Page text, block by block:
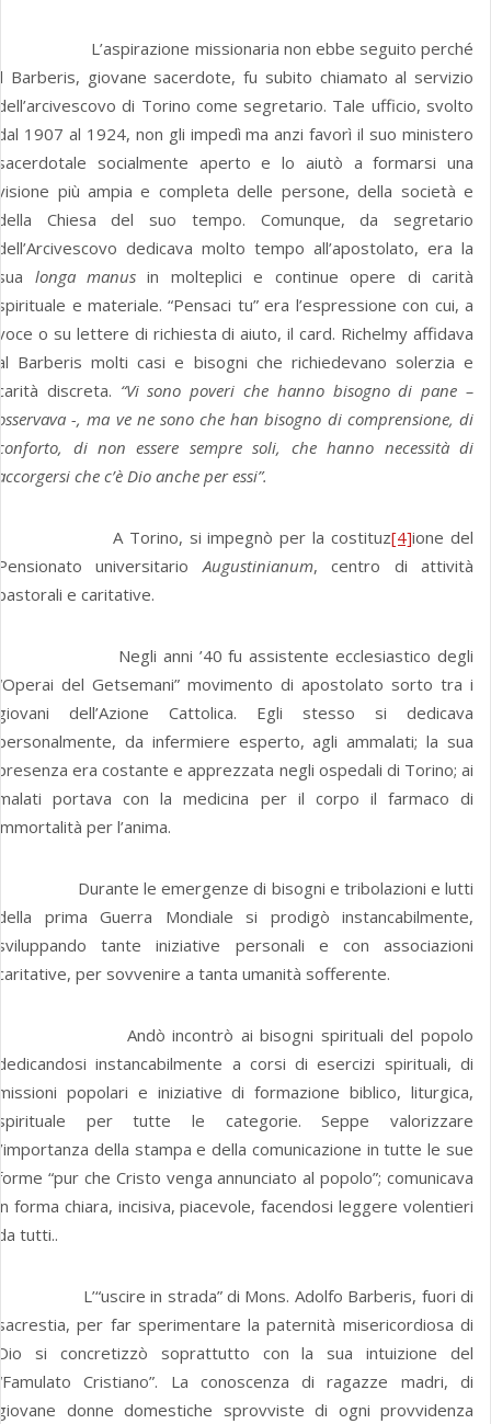
missionaria non ebbe seguito perché
Barberis, giovane sacerdote, fu subito chiamato al servizio
di Torino come segretario. Tale ufficio, svolto
1907 al 1924, non gli impedì ma anzi favorì il suo ministero
socialmente aperto e lo aiutò a formarsi una
più ampia e completa delle persone, della società e
Chiesa del suo tempo. Comunque, da segretario
dedicava molto tempo all’apostolato, era la
longa manusin molteplici e continue opere di carità
e materiale. “Pensaci tu” era l’espressione con cui, a
o su lettere di richiesta di aiuto, il card. Richelmy affidava
Barberis molti casi e bisogni che richiedevano solerzia e
discreta. “Vi sono poveri che hanno bisogno di pane –
-, ma ve ne sono che han bisogno di comprensione, di
di non essere sempre soli, che hanno necessità di
che c’è Dio anche per essi”.
Torino, si impegnò per la costituz[4]ione del
universitario Augustinianum, centro di attività
e caritative.
anni ’40 fu assistente ecclesiastico degli
del Getsemani” movimento di apostolato sorto tra i
dell’Azione Cattolica. Egli stesso si dedicava
da infermiere esperto, agli ammalati; la sua
era costante e apprezzata negli ospedali di Torino; ai
portava con la medicina per il corpo il farmaco di
per l’anima.
le emergenze di bisogni e tribolazioni e lutti
prima Guerra Mondiale si prodigò instancabilmente,
tante iniziative personali e con associazioni
per sovvenire a tanta umanità sofferente.
incontrò ai bisogni spirituali del popolo
instancabilmente a corsi di esercizi spirituali, di
popolari e iniziative di formazione biblico, liturgica,
per tutte le categorie. Seppe valorizzare
della stampa e della comunicazione in tutte le sue
“pur che Cristo venga annunciato al popolo”; comunicava
forma chiara, incisiva, piacevole, facendosi leggere volentieri
tutti..
in strada” di Mons. Adolfo Barberis, fuori di
per far sperimentare la paternità misericordiosa di
si concretizzò soprattutto con la sua intuizione del
Cristiano”. La conoscenza di ragazze madri, di
donne domestiche sprovviste di ogni provvidenza